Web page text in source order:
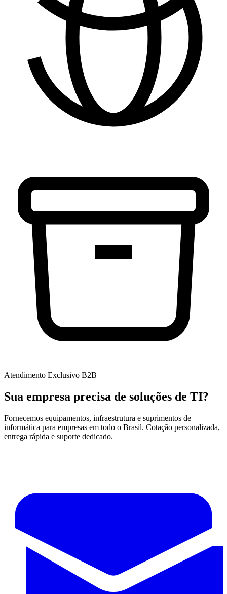
Atendimento Exclusivo B2B
Sua empresa precisa de soluções de TI?
Fornecemos equipamentos, infraestrutura e suprimentos de
informática para empresas em todo o Brasil. Cotação personalizada,
entrega rápida e suporte dedicado.